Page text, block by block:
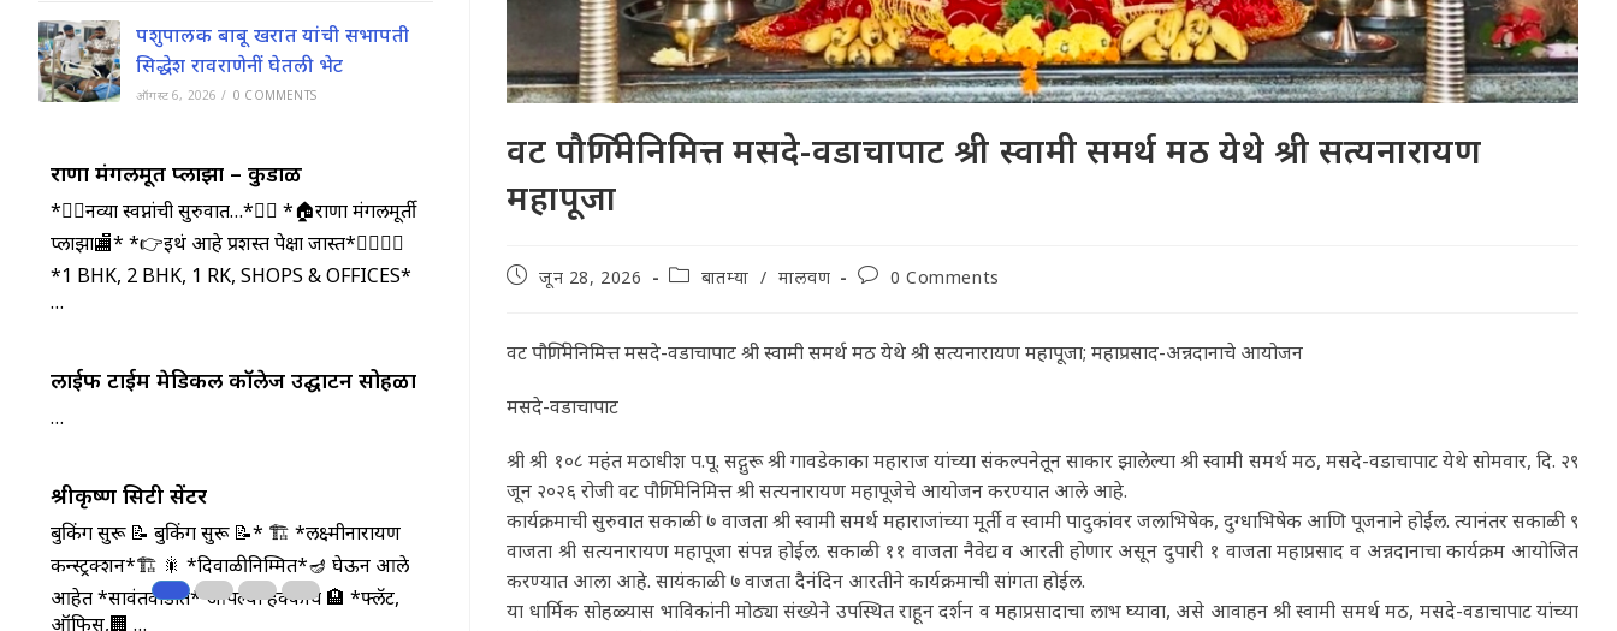
वट पौर्णिमेनिमित्त मसदे-वडाचापाट श्री स्वामी समर्थ मठ येथे श्री सत्यनारायण
महापूजा
Postजून 28, 2026
Postबातम्या / मालवण
Post0 Comments
वट पौर्णिमेनिमित्त मसदे-वडाचापाट श्री स्वामी समर्थ मठ येथे श्री सत्यनारायण महापूजा; महाप्रसाद-अन्नदानाचे आयोजन
मसदे-वडाचापाट
श्री श्री १०८ महंत मठाधीश प.पू. सद्गुरू श्री गावडेकाका महाराज यांच्या संकल्पनेतून साकार झालेल्या श्री स्वामी समर्थ मठ, मसदे-वडाचापाट येथे सोमवार, दि. २९
जून २०२६ रोजी वट पौर्णिमेनिमित्त श्री सत्यनारायण महापूजेचे आयोजन करण्यात आले आहे.
कार्यक्रमाची सुरुवात सकाळी ७ वाजता श्री स्वामी समर्थ महाराजांच्या मूर्ती व स्वामी पादुकांवर जलाभिषेक, दुग्धाभिषेक आणि पूजनाने होईल. त्यानंतर सकाळी ९
वाजता श्री सत्यनारायण महापूजा संपन्न होईल. सकाळी ११ वाजता नैवेद्य व आरती होणार असून दुपारी १ वाजता महाप्रसाद व अन्नदानाचा कार्यक्रम आयोजित
करण्यात आला आहे. सायंकाळी ७ वाजता दैनंदिन आरतीने कार्यक्रमाची सांगता होईल.
या धार्मिक सोहळ्यास भाविकांनी मोठ्या संख्येने उपस्थित राहून दर्शन व महाप्रसादाचा लाभ घ्यावा, असे आवाहन श्री स्वामी समर्थ मठ, मसदे-वडाचापाट यांच्या
पशुपालक बाबू खरात यांची सभापती
सिद्धेश रावराणेनीं घेतली भेट
ऑगस्ट 6, 2026 / 0 COMMENTS
राणा मंगलमूर्ती प्लाझा – कुडाळ
*🤹‍♀️नव्या स्वप्नांची सुरुवात…*🤹‍♂️ *🏠राणा मंगलमूर्ती
प्लाझा🏬* *👉इथं आहे प्रशस्त पेक्षा जास्त*🤷‍♀️🤷‍♂️
*1 BHK, 2 BHK, 1 RK, SHOPS & OFFICES*
…
लाईफ टाईम मेडिकल कॉलेज उद्घाटन सोहळा
…
श्रीकृष्ण सिटी सेंटर
बुकिंग सुरू 📝 बुकिंग सुरू 📝* 🏗️ *लक्ष्मीनारायण
कन्स्ट्रक्शन*🏗️ 🎇 *दिवाळीनिम्मित*🪔 घेऊन आले
आहेत *सावंतवाडीत* आपल्या हक्काचे 🏨 *फ्लॅट,
ऑफिस,🏢 …